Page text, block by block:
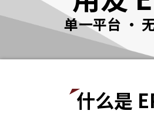
单一平台 ·
什么是